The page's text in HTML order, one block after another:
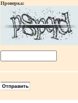
Проверка: